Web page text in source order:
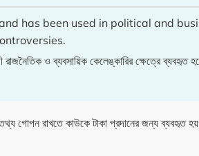
has been used in political and
ও ব্যবসায়িক কেলেঙ্কারির ক্ষেত্রে ব্যবহৃত
রাখতে কাউকে টাকা প্রদানের জন্য ব্যবহৃত হয়।